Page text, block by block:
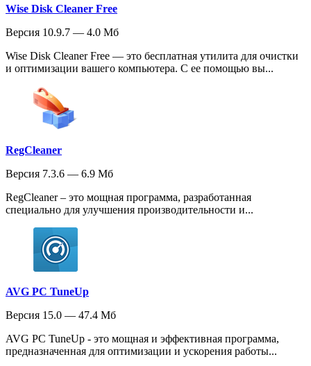
Wise Disk Cleaner Free
Версия 10.9.7 — 4.0 Мб
Wise Disk Cleaner Free — это бесплатная утилита для очистки
и оптимизации вашего компьютера. С ее помощью вы...
RegCleaner
Версия 7.3.6 — 6.9 Мб
RegCleaner – это мощная программа, разработанная
специально для улучшения производительности и...
AVG PC TuneUp
Версия 15.0 — 47.4 Мб
AVG PC TuneUp - это мощная и эффективная программа,
предназначенная для оптимизации и ускорения работы...